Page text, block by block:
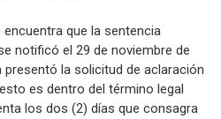
que la sentencia
notificó el 29 de noviembre de
presentó la solicitud de aclaración
es dentro del término legal
los dos (2) días que consagra